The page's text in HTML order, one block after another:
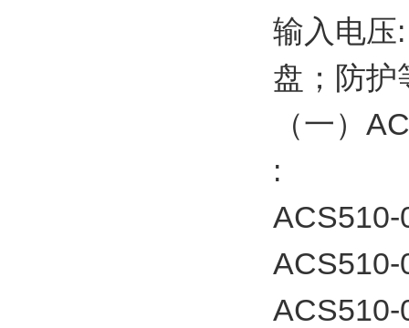
输入电压
盘；防护
（一）
: